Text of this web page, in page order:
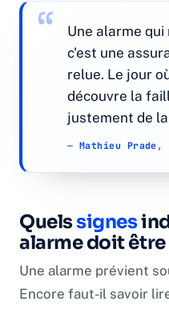
Une alarme qui
c'est une
relue. Le jour
découvre la
justement de
— Mathieu Prade ,
Quelssignes
alarme doit être
Une alarme prévient
Encore faut-il savoir